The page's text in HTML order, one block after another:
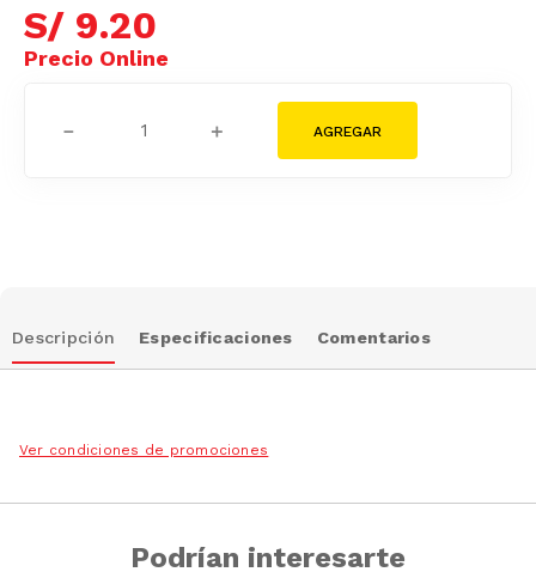
S/ 9.20
＋
－
Descripción Especificaciones Comentarios
Ver condiciones de promociones
Podrían interesarte